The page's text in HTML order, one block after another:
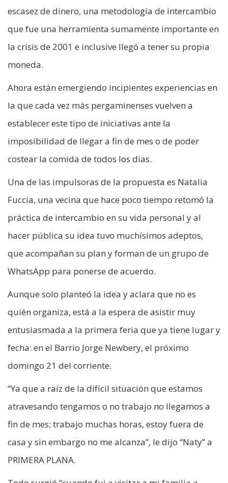
escasez de dinero, una metodología de intercambio
que fue una herramienta sumamente importante en
la crisis de 2001 e inclusive llegó a tener su propia
moneda.
Ahora están emergiendo incipientes experiencias en
la que cada vez más pergaminenses vuelven a
establecer este tipo de iniciativas ante la
imposibilidad de llegar a fin de mes o de poder
costear la comida de todos los días.
Una de las impulsoras de la propuesta es Natalia
Fuccia, una vecina que hace poco tiempo retomó la
práctica de intercambio en su vida personal y al
hacer pública su idea tuvo muchísimos adeptos,
que acompañan su plan y forman de un grupo de
WhatsApp para ponerse de acuerdo.
Aunque solo planteó la idea y aclara que no es
quién organiza, está a la espera de asistir muy
entusiasmada a la primera feria que ya tiene lugar y
fecha: en el Barrio Jorge Newbery, el próximo
domingo 21 del corriente.
“Ya que a raíz de la difícil situación que estamos
atravesando tengamos o no trabajo no llegamos a
fin de mes; trabajo muchas horas, estoy fuera de
casa y sin embargo no me alcanza”, le dijo “Naty” a
PRIMERA PLANA.